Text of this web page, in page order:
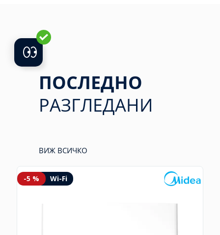
ПОСЛЕДНО
РАЗГЛЕДАНИ
ВИЖ ВСИЧКО
-5 % Wi-Fi